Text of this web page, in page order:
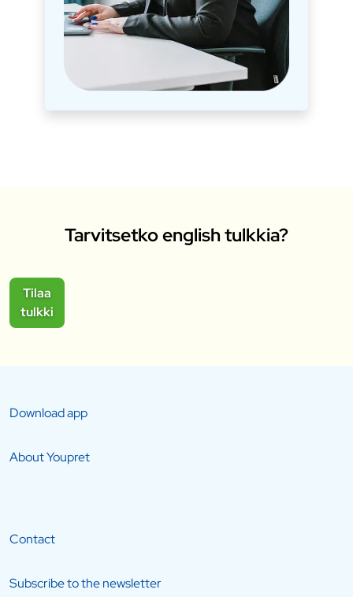
Tarvitsetko english tulkkia?
Tilaa
tulkki
Download app
About Youpret
Contact
Subscribe to the newsletter